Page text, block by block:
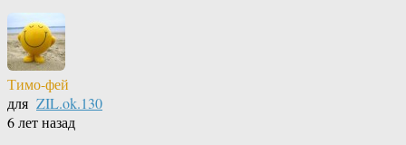
Тимо-фей
для ZIL.ok.130
6 лет назад